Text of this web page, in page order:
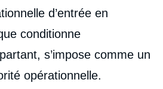
d’entrée en
conditionne
s’impose comme un
opérationnelle.